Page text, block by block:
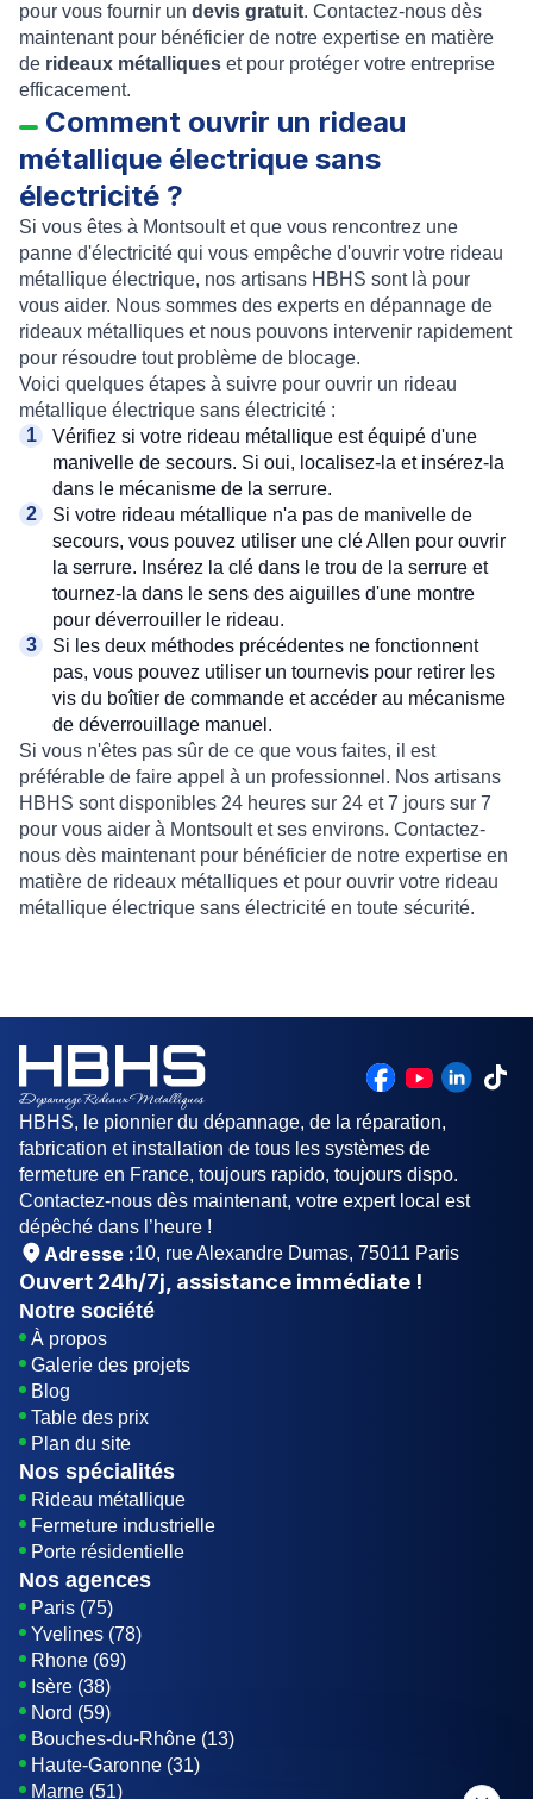
pour vous fournir un devis gratuit. Contactez-nous dès
maintenant pour bénéficier de notre expertise en matière
de rideaux métalliques et pour protéger votre entreprise
efficacement.
Comment ouvrir un rideau
métallique électrique sans
électricité ?
Si vous êtes à Montsoult et que vous rencontrez une
panne d'électricité qui vous empêche d'ouvrir votre rideau
métallique électrique, nos artisans HBHS sont là pour
vous aider. Nous sommes des experts en dépannage de
rideaux métalliques et nous pouvons intervenir rapidement
pour résoudre tout problème de blocage.
Voici quelques étapes à suivre pour ouvrir un rideau
métallique électrique sans électricité :
Vérifiez si votre rideau métallique est équipé d'une
manivelle de secours. Si oui, localisez-la et insérez-la
dans le mécanisme de la serrure.
Si votre rideau métallique n'a pas de manivelle de
secours, vous pouvez utiliser une clé Allen pour ouvrir
la serrure. Insérez la clé dans le trou de la serrure et
tournez-la dans le sens des aiguilles d'une montre
pour déverrouiller le rideau.
Si les deux méthodes précédentes ne fonctionnent
pas, vous pouvez utiliser un tournevis pour retirer les
vis du boîtier de commande et accéder au mécanisme
de déverrouillage manuel.
Si vous n'êtes pas sûr de ce que vous faites, il est
préférable de faire appel à un professionnel. Nos artisans
HBHS sont disponibles 24 heures sur 24 et 7 jours sur 7
pour vous aider à Montsoult et ses environs. Contactez-
nous dès maintenant pour bénéficier de notre expertise en
matière de rideaux métalliques et pour ouvrir votre rideau
métallique électrique sans électricité en toute sécurité.
HBHS, le pionnier du dépannage, de la réparation,
fabrication et installation de tous les systèmes de
fermeture en France, toujours rapido, toujours dispo.
Contactez-nous dès maintenant, votre expert local est
dépêché dans l’heure !
Adresse :10, rue Alexandre Dumas, 75011 Paris
Ouvert 24h/7j , assistance immédiate !
Notre société
À propos
Galerie des projets
Blog
Table des prix
Plan du site
Nos spécialités
Rideau métallique
Fermeture industrielle
Porte résidentielle
Nos agences
Paris (75)
Yvelines (78)
Rhone (69)
Isère (38)
Nord (59)
Bouches-du-Rhône (13)
Haute-Garonne (31)
Marne (51)